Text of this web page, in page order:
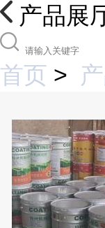
产品展
首页 >